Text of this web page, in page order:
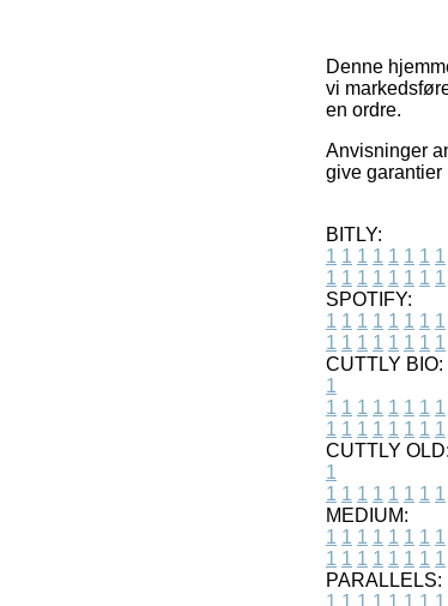
Denne
vi
en ordre.
Anvisninger
give garantier
BITLY:
1 1 1 1 1 1 1 1
1 1 1 1 1 1 1 1
SPOTIFY:
1 1 1 1 1 1 1 1
1 1 1 1 1 1 1 1
CUTTLY BIO:
1
1 1 1 1 1 1 1 1
1 1 1 1 1 1 1 1
CUTTLY OLD:
1
1 1 1 1 1 1 1 1
MEDIUM:
1 1 1 1 1 1 1 1
1 1 1 1 1 1 1 1
PARALLELS: